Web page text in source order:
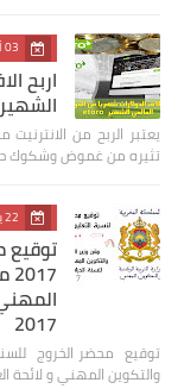
03 أكتوبر 2016
اربح
الشهير etoro
يعتبر الربح من
تثيره من غموض وشكوك
22 يونيو 2016
2017
والتكوين المهني و لائحة